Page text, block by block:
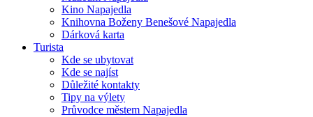
Kino Napajedla
Knihovna Boženy Benešové Napajedla
Dárková karta
Turista
Kde se ubytovat
Kde se najíst
Důležité kontakty
Tipy na výlety
Průvodce městem Napajedla